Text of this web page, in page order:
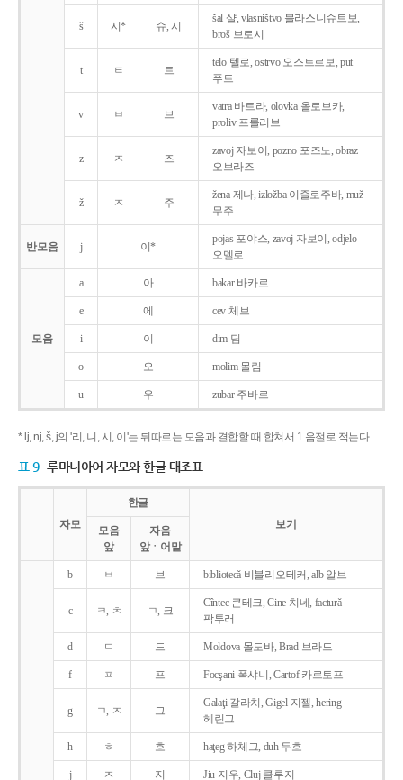
š 시* 슈, 시
šal 샬, vlasništvo 블라스니슈트보,
broš 브로시
t ㅌ 트
telo 텔로, ostrvo 오스트르보, put
푸트
v ㅂ 브
vatra 바트라, olovka 올로브카,
proliv 프롤리브
z ㅈ 즈
zavoj 자보이, pozno 포즈노, obraz
오브라즈
ž ㅈ 주
žena 제나, izložba 이즐로주바, muž
무주
반모음 j 이*
pojas 포야스, zavoj 자보이, odjelo
오델로
모음
a 아 bakar 바카르
e 에 cev 체브
i 이 dim 딤
o 오 molim 몰림
u 우 zubar 주바르
* lj, nj, š, j의 '리, 니, 시, 이'는 뒤따르는 모음과 결합할 때 합쳐서 1 음절로 적는다.
표 9 루마니아어 자모와 한글 대조표
자모
한글
보기
모음
앞
자음
앞ㆍ어말
b ㅂ 브 bibliotecǎ 비블리오테커, alb 알브
c ㅋ, ㅊ ㄱ, 크
Cîntec 큰테크, Cine 치네, facturǎ
팍투러
d ㄷ 드 Moldova 몰도바, Brad 브라드
f ㅍ 프 Focşani 폭샤니, Cartof 카르토프
g ㄱ, ㅈ 그
Galaţi 갈라치, Gigel 지젤, hering
헤린그
h ㅎ 흐 haţeg 하체그, duh 두흐
j ㅈ 지 Jiu 지우, Cluj 클루지